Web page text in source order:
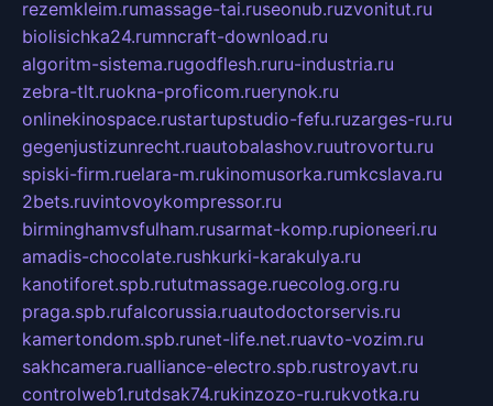
rezemkleim.rumassage-tai.ruseonub.ruzvonitut.ru
biolisichka24.rumncraft-download.ru
algoritm-sistema.rugodflesh.ruru-industria.ru
zebra-tlt.ruokna-proficom.ruerynok.ru
onlinekinospace.rustartupstudio-fefu.ruzarges-ru.ru
gegenjustizunrecht.ruautobalashov.ruutrovortu.ru
spiski-firm.ruelara-m.rukinomusorka.rumkcslava.ru
2bets.ruvintovoykompressor.ru
birminghamvsfulham.rusarmat-komp.rupioneeri.ru
amadis-chocolate.rushkurki-karakulya.ru
kanotiforet.spb.rututmassage.ruecolog.org.ru
praga.spb.rufalcorussia.ruautodoctorservis.ru
kamertondom.spb.runet-life.net.ruavto-vozim.ru
sakhcamera.rualliance-electro.spb.rustroyavt.ru
controlweb1.rutdsak74.rukinzozo-ru.rukvotka.ru